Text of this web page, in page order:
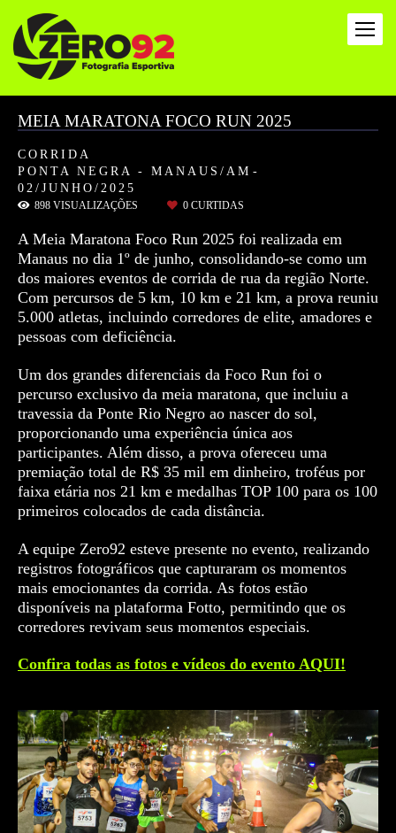
CORRIDA
PONTA NEGRA - MANAUS/AM
02/JUNHO/2025
MEIA MARATONA FOCO RUN 2025
898 VISUALIZAÇÕES 0 CURTIDAS
A Meia Maratona Foco Run 2025 foi realizada em
Manaus no dia 1º de junho, consolidando-se como um
dos maiores eventos de corrida de rua da região Norte.
Com percursos de 5 km, 10 km e 21 km, a prova reuniu
5.000 atletas, incluindo corredores de elite, amadores e
pessoas com deficiência.
Um dos grandes diferenciais da Foco Run foi o
percurso exclusivo da meia maratona, que incluiu a
travessia da Ponte Rio Negro ao nascer do sol,
proporcionando uma experiência única aos
participantes. Além disso, a prova ofereceu uma
premiação total de R$ 35 mil em dinheiro, troféus por
faixa etária nos 21 km e medalhas TOP 100 para os 100
primeiros colocados de cada distância.
A equipe Zero92 esteve presente no evento, realizando
registros fotográficos que capturaram os momentos
mais emocionantes da corrida. As fotos estão
disponíveis na plataforma Fotto, permitindo que os
corredores revivam seus momentos especiais.
Confira todas as fotos e vídeos do evento AQUI!